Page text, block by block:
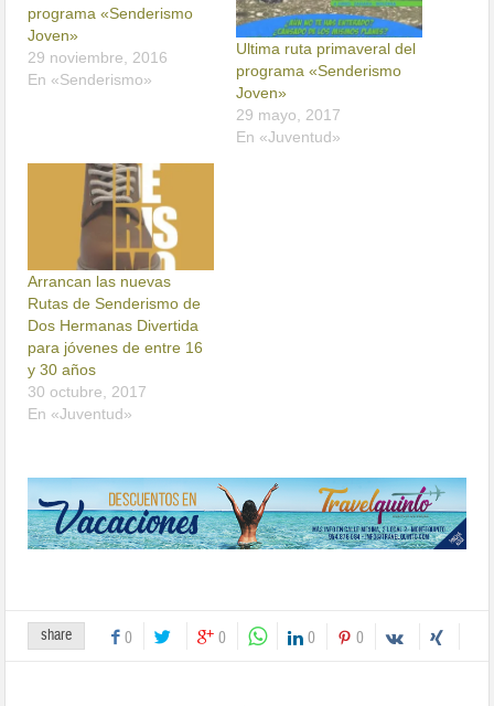
programa «Senderismo
Joven»
29 noviembre, 2016
En «Senderismo»
Ultima ruta primaveral del
programa «Senderismo
Joven»
29 mayo, 2017
En «Juventud»
Arrancan las nuevas
Rutas de Senderismo de
Dos Hermanas Divertida
para jóvenes de entre 16
y 30 años
30 octubre, 2017
En «Juventud»
share 0 0 0 0